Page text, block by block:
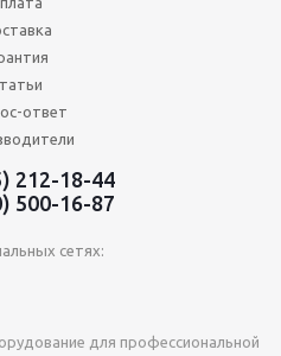
ответ
212-18-44
500-16-87
сетях:
для профессиональной